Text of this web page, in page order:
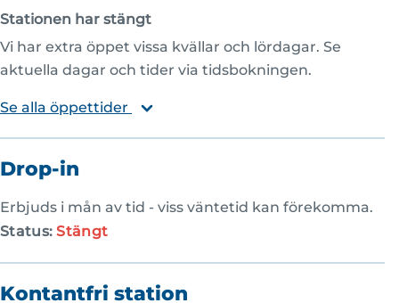
Stationen har stängt
Vi har extra öppet vissa kvällar och lördagar. Se
aktuella dagar och tider via tidsbokningen.
Se alla öppettider
Drop-in
Erbjuds i mån av tid - viss väntetid kan förekomma.
Status:Stängt
Kontantfri station